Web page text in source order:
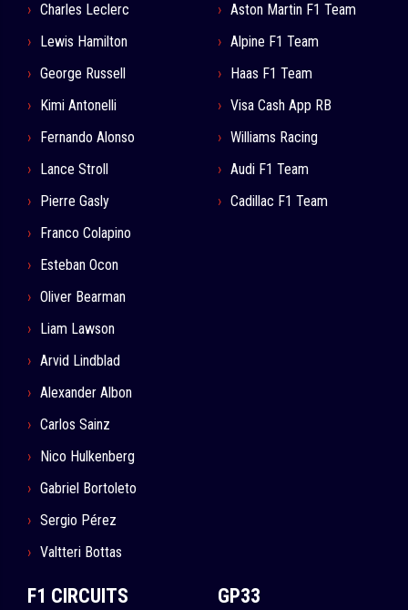
Charles Leclerc
Lewis Hamilton
George Russell
Kimi Antonelli
Fernando Alonso
Lance Stroll
Pierre Gasly
Franco Colapino
Esteban Ocon
Oliver Bearman
Liam Lawson
Arvid Lindblad
Alexander Albon
Carlos Sainz
Nico Hulkenberg
Gabriel Bortoleto
Sergio Pérez
Valtteri Bottas
Aston Martin F1 Team
Alpine F1 Team
Haas F1 Team
Visa Cash App RB
Williams Racing
Audi F1 Team
Cadillac F1 Team
F1 CIRCUITS GP33